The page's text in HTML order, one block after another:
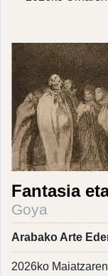
Fantasia
Goya
Arabako Arte
2026ko